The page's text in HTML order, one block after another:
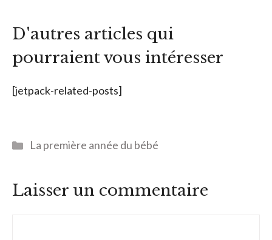
D'autres articles qui
pourraient vous intéresser
[jetpack-related-posts]
Catégories
La première année du bébé
Laisser un commentaire